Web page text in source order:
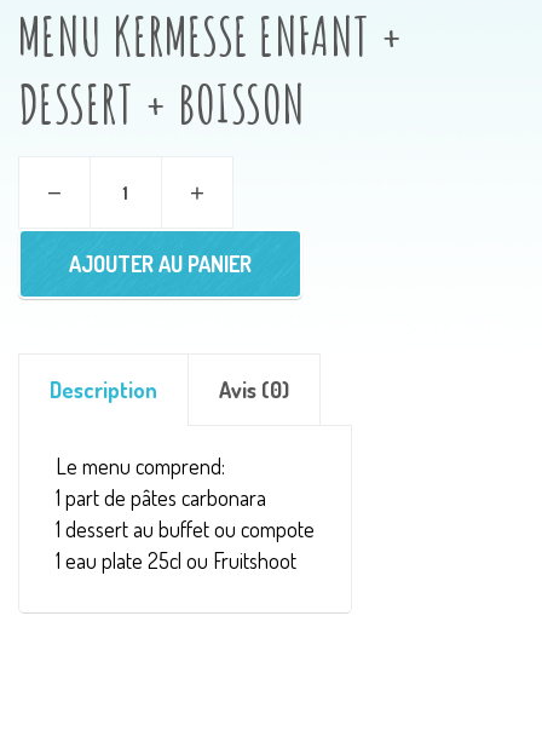
MENU KERMESSE ENFANT +
DESSERT + BOISSON
AJOUTER AU PANIER
Description Avis (0)
Le menu comprend:
1 part de pâtes carbonara
1 dessert au buffet ou compote
1 eau plate 25cl ou Fruitshoot